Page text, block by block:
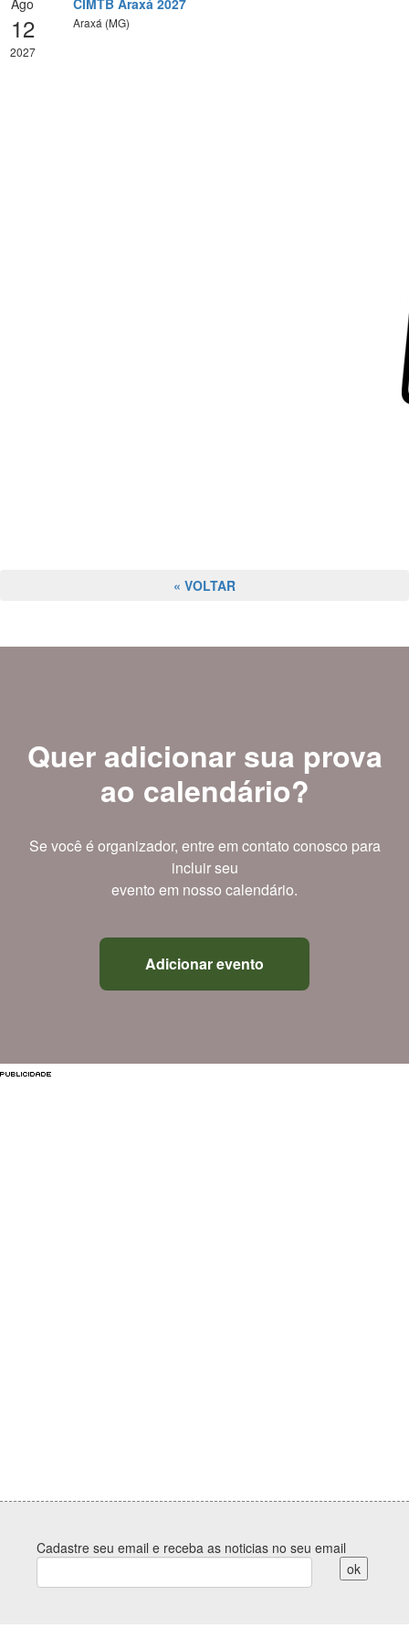
12
2027
Araxá (MG)
« VOLTAR
Quer adicionar sua prova
ao calendário?
Se você é organizador, entre em contato conosco para
incluir seu
evento em nosso calendário.
Adicionar evento
Cadastre seu email e receba as noticias no seu email